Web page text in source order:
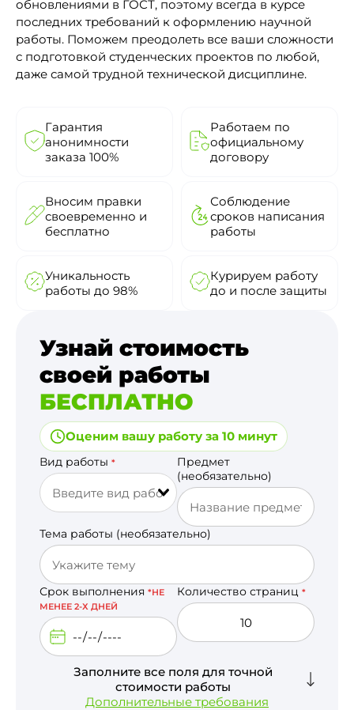
обновлениями в ГОСТ, поэтому всегда в курсе
последних требований к оформлению научной
работы. Поможем преодолеть все ваши сложности
с подготовкой студенческих проектов по любой,
даже самой трудной технической дисциплине.
Гарантия
анонимности
заказа 100%
Работаем по
официальному
договору
Вносим правки
своевременно и
бесплатно
Соблюдение
сроков написания
работы
Уникальность
работы до 98%
Курируем работу
до и после защиты
Узнай стоимость
своей работы
БЕСПЛАТНО
Оценим вашу работу за 10 минут
Вид работы *
Предмет
(необязательно)
Тема работы (необязательно)
Срок выполнения *НЕ
МЕНЕЕ 2-Х ДНЕЙ
Количество страниц *
Заполните все поля для точной
стоимости работы
Дополнительные требования